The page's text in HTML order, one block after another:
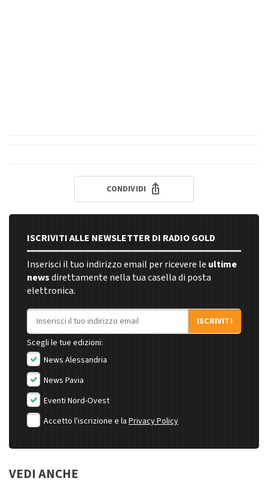
CONDIVIDI
ISCRIVITI ALLE NEWSLETTER DI RADIO GOLD
Inserisci il tuo indirizzo email per ricevere le ultime
newsdirettamente nella tua casella di posta
elettronica.
Indirizzo email
ISCRIVITI
Scegli le tue edizioni:
News Alessandria
News Pavia
Eventi Nord-Ovest
Accetto l'iscrizione e la Privacy Policy
VEDI ANCHE